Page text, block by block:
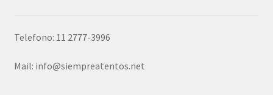
Telefono: 11 2777-3996
Mail: info@siempreatentos.net